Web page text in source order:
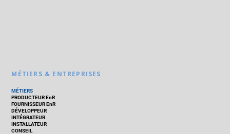
MÉTIERS & ENTREPRISES
MÉTIERS
PRODUCTEUR EnR
FOURNISSEUR EnR
DÉVELOPPEUR
INTÉGRATEUR
INSTALLATEUR
CONSEIL